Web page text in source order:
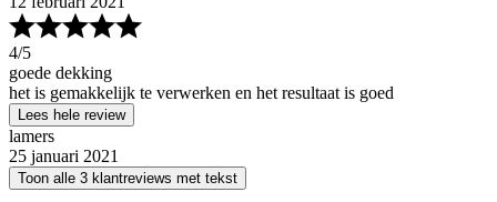
4/5
goede dekking
het is gemakkelijk te verwerken en het resultaat is goed
Lees hele review
lamers
25 januari 2021
Toon alle 3 klantreviews met tekst